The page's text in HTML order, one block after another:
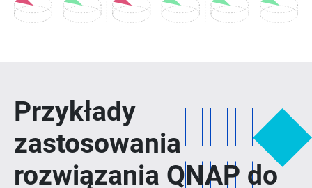
Przykłady
zastosowania
rozwiązania QNAP do